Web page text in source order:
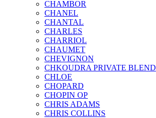
CHAMBOR
CHANEL
CHANTAL
CHARLES
CHARRIOL
CHAUMET
CHEVIGNON
CHKOUDRA PRIVATE BLEND
CHLOE
CHOPARD
CHOPIN OP
CHRIS ADAMS
CHRIS COLLINS